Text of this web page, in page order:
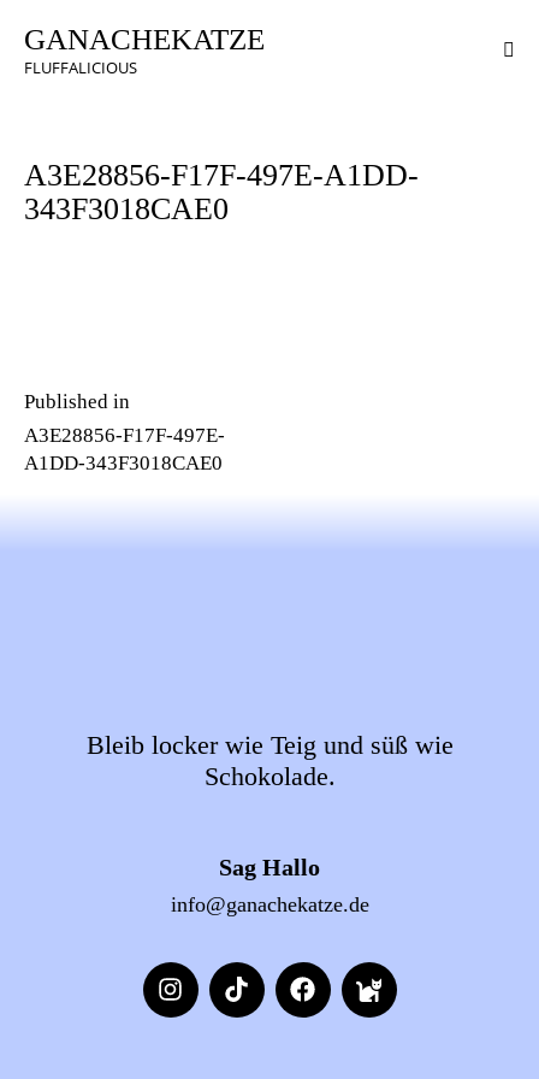
GANACHEKATZE
FLUFFALICIOUS
A3E28856-F17F-497E-A1DD-
343F3018CAE0
Published in
A3E28856-F17F-497E-
A1DD-343F3018CAE0
Bleib locker wie Teig und süß wie
Schokolade.
Sag Hallo
info@ganachekatze.de